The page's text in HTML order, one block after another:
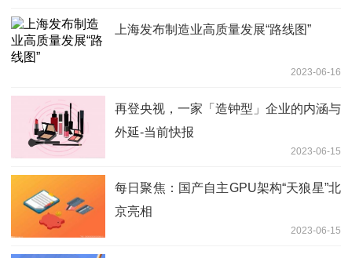
上海发布制造业高质量发展“路线图”
2023-06-16
再登央视，一家「造钟型」企业的内涵与
外延-当前快报
2023-06-15
每日聚焦：国产自主GPU架构“天狼星”北
京亮相
2023-06-15